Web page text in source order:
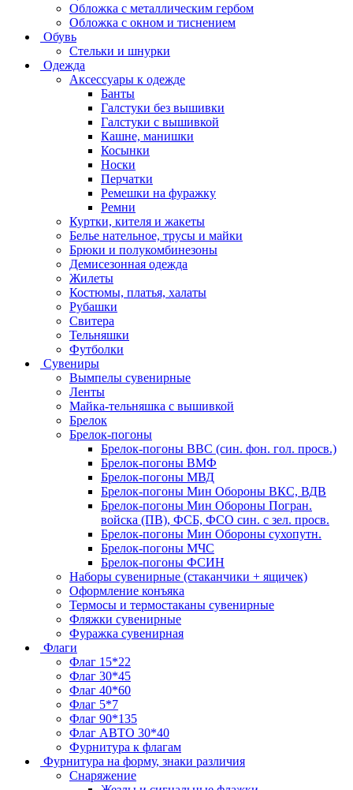
Обложка с металлическим гербом
Обложка с окном и тиснением
Обувь
Стельки и шнурки
Одежда
Аксессуары к одежде
Банты
Галстуки без вышивки
Галстуки с вышивкой
Кашне, манишки
Косынки
Носки
Перчатки
Ремешки на фуражку
Ремни
Куртки, кителя и жакеты
Белье нательное, трусы и майки
Брюки и полукомбинезоны
Демисезонная одежда
Жилеты
Костюмы, платья, халаты
Рубашки
Свитера
Тельняшки
Футболки
Сувениры
Вымпелы сувенирные
Ленты
Майка-тельняшка с вышивкой
Брелок
Брелок-погоны
Брелок-погоны ВВС (син. фон. гол. просв.)
Брелок-погоны ВМФ
Брелок-погоны МВД
Брелок-погоны Мин Обороны ВКС, ВДВ
Брелок-погоны Мин Обороны Погран.
войска (ПВ), ФСБ, ФСО син. с зел. просв.
Брелок-погоны Мин Обороны сухопутн.
Брелок-погоны МЧС
Брелок-погоны ФСИН
Наборы сувенирные (стаканчики + ящичек)
Оформление конъяка
Термосы и термостаканы сувенирные
Фляжки сувенирные
Фуражка сувенирная
Флаги
Флаг 15*22
Флаг 30*45
Флаг 40*60
Флаг 5*7
Флаг 90*135
Флаг АВТО 30*40
Фурнитура к флагам
Фурнитура на форму, знаки различия
Снаряжение